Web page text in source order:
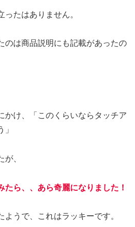
たはありません。
のは商品説明にも記載があったの
かけ、「このくらいならタッチア
、
たら、、あら奇麗になりました！
ようで、これはラッキーです。